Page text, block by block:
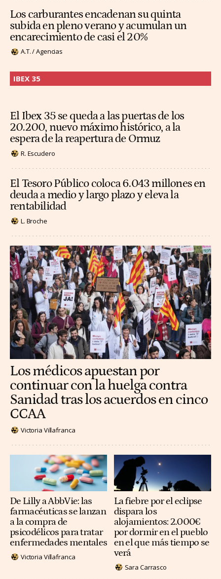
Los carburantes encadenan su quinta
subida en pleno verano y acumulan un
encarecimiento de casi el 20%
A.T. / Agencias
IBEX 35
El Ibex 35 se queda a las puertas de los
20.200, nuevo máximo histórico, a la
espera de la reapertura de Ormuz
R. Escudero
El Tesoro Público coloca 6.043 millones en
deuda a medio y largo plazo y eleva la
rentabilidad
L. Broche
Los médicos apuestan por
continuar con la huelga contra
Sanidad tras los acuerdos en cinco
CCAA
Victoria Villafranca
De Lilly a AbbVie: las
farmacéuticas se lanzan
a la compra de
psicodélicos para tratar
enfermedades mentales
Victoria Villafranca
La fiebre por el eclipse
dispara los
alojamientos: 2.000€
por dormir en el pueblo
en el que más tiempo se
verá
Sara Carrasco